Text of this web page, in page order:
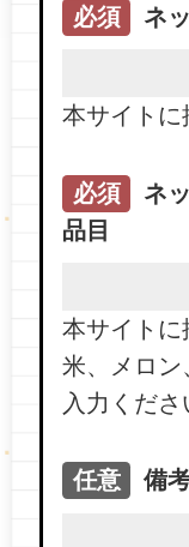
必須 ネ
本サイトに
必須
ネ
品目
本サイト
米、メロ
入力くださ
任意 備